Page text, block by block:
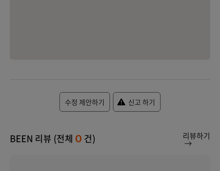
수정 제안하기 신고 하기
BEEN 리뷰 (전체 0 건) 리뷰하기